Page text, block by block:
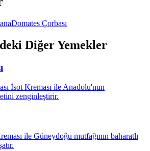
Domates Çorbası
Diğer Yemekler
İsot Kreması ile Anadolu'nun
zenginleştirir.
ile Güneydoğu mutfağının baharatlı